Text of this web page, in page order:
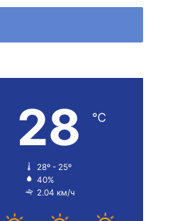
28 ℃
28º - 25º
40%
2.04 км/ч